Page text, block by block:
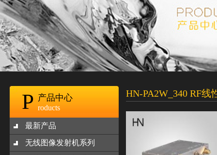
P 产品中心
roducts
最新产品
无线图像发射机系列
HN-PA2W_340 RF线